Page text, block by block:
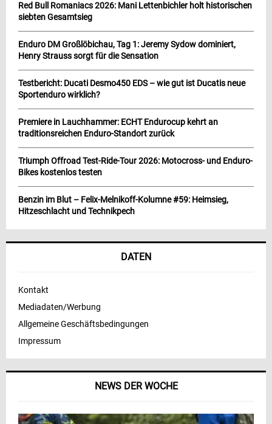
NEWS DER WOCHE
Red Bull Romaniacs 2026: Mani Lettenbichler holt historischen
siebten Gesamtsieg
Enduro DM Großlöbichau, Tag 1: Jeremy Sydow dominiert,
Henry Strauss sorgt für die Sensation
Testbericht: Ducati Desmo450 EDS – wie gut ist Ducatis neue
Sportenduro wirklich?
Premiere in Lauchhammer: ECHT Endurocup kehrt an
traditionsreichen Enduro-Standort zurück
Triumph Offroad Test-Ride-Tour 2026: Motocross- und Enduro-
Bikes kostenlos testen
Benzin im Blut – Felix-Melnikoff-Kolumne #59: Heimsieg,
Hitzeschlacht und Technikpech
DATEN
Kontakt
Mediadaten/Werbung
Allgemeine Geschäftsbedingungen
Impressum